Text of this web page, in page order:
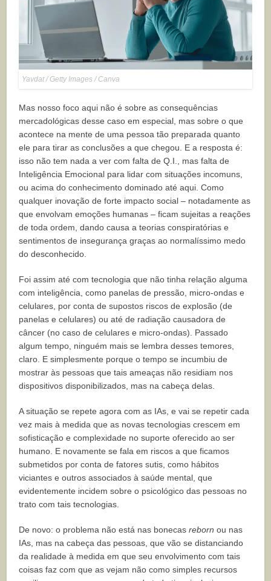
Yavdat / Getty Images / Canva
Mas nosso foco aqui não é sobre as consequências
mercadológicas desse caso em especial, mas sobre o que
acontece na mente de uma pessoa tão preparada quanto
ele para tirar as conclusões a que chegou. E a resposta é:
isso não tem nada a ver com falta de Q.I., mas falta de
Inteligência Emocional para lidar com situações incomuns,
ou acima do conhecimento dominado até aqui. Como
qualquer inovação de forte impacto social – notadamente as
que envolvam emoções humanas – ficam sujeitas a reações
de toda ordem, dando causa a teorias conspiratórias e
sentimentos de insegurança graças ao normalíssimo medo
do desconhecido.
Foi assim até com tecnologia que não tinha relação alguma
com inteligência, como panelas de pressão, micro-ondas e
celulares, por conta de supostos riscos de explosão (de
panelas e celulares) ou até de radiação causadora de
câncer (no caso de celulares e micro-ondas). Passado
algum tempo, ninguém mais se lembra desses temores,
claro. E simplesmente porque o tempo se incumbiu de
mostrar às pessoas que tais ameaças não residiam nos
dispositivos disponibilizados, mas na cabeça delas.
A situação se repete agora com as IAs, e vai se repetir cada
vez mais à medida que as novas tecnologias crescem em
sofisticação e complexidade no suporte oferecido ao ser
humano. E novamente se fala em riscos a que ficamos
submetidos por conta de fatores sutis, como hábitos
viciantes e outros associados à saúde mental, que
evidentemente incidem sobre o psicológico das pessoas no
trato com tais tecnologias.
De novo: o problema não está nas bonecasreborn ou nas
IAs, mas na cabeça das pessoas, que vão se distanciando
da realidade à medida em que seu envolvimento com tais
coisas faz com que as vejam não como simples recursos